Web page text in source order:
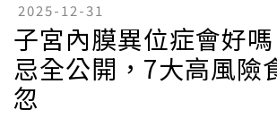
2025-12-31
子宮內膜異位症會好
忌全公開，7大高風險
忽